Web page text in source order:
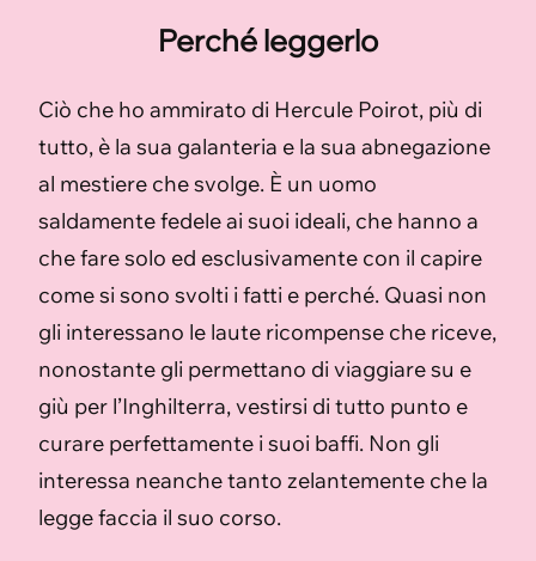
Perché leggerlo
Ciò che ho ammirato di Hercule Poirot, più di
tutto, è la sua galanteria e la sua abnegazione
al mestiere che svolge. È un uomo
saldamente fedele ai suoi ideali, che hanno a
che fare solo ed esclusivamente con il capire
come si sono svolti i fatti e perché. Quasi non
gli interessano le laute ricompense che riceve,
nonostante gli permettano di viaggiare su e
giù per l’Inghilterra, vestirsi di tutto punto e
curare perfettamente i suoi baffi. Non gli
interessa neanche tanto zelantemente che la
legge faccia il suo corso.